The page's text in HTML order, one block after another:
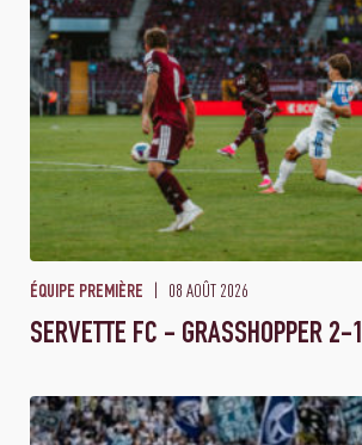
ÉQUIPE PREMIÈRE 08 AOÛT 2026
SERVETTE FC - GRASSHOPPER 2-1